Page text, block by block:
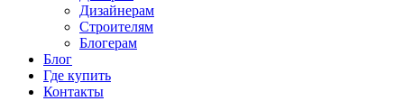
Дизайнерам
Строителям
Блогерам
Блог
Где купить
Контакты